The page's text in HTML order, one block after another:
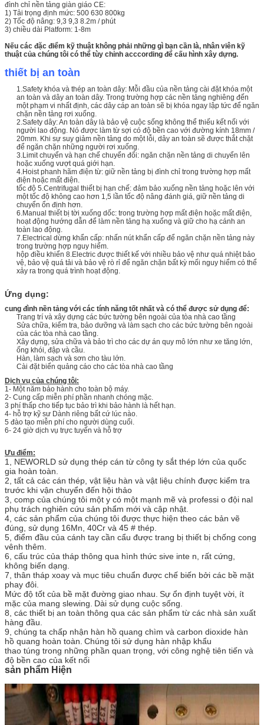
đình chỉ nền tảng giàn giáo CE:
1) Tải trọng định mức: 500 630 800kg
2) Tốc độ nâng: 9,3 9,3 8.2m / phút
3) chiều dài Platform: 1-8m
Nếu các đặc điểm kỹ thuật không phải những gì bạn cần là, nhân viên kỹ
thuật của chúng tôi có thể tùy chỉnh acccording để cấu hình xây dựng.
thiết bị an toàn
1.Safety khóa và thép an toàn dây: Mỗi đầu của nền tảng cài đặt khóa một
an toàn và dây an toàn dây. Trong trường hợp các nền tảng nghiêng đến
một phạm vi nhất định, các dây cáp an toàn sẽ bị khóa ngay lập tức để ngăn
chặn nền tảng rơi xuống.
2.Safety dây: An toàn dây là bảo vệ cuộc sống không thể thiếu kết nối với
người lao động. Nó được làm từ sợi có độ bền cao với đường kính 18mm /
20mm. Khi sự suy giảm nền tảng do một lỗi, dây an toàn sẽ được thắt chặt
để ngăn chặn những người rơi xuống.
3.Limit chuyển và hạn chế chuyển đổi: ngăn chặn nền tảng di chuyển lên
hoặc xuống vượt quá giới hạn.
4.Hoist phanh hãm điện từ: giữ nền tảng bị đình chỉ trong trường hợp mất
điện hoặc mất điện.
tốc độ 5.Centrifugal thiết bị hạn chế: đảm bảo xuống nền tảng hoặc lên với
một tốc độ không cao hơn 1,5 lần tốc độ nâng đánh giá, giữ nền tảng di
chuyển ổn định hơn.
6.Manual thiết bị tời xuống dốc: trong trường hợp mất điện hoặc mất điện,
hoạt động hướng dẫn để làm nền tảng hạ xuống và giữ cho hạ cánh an
toàn lao động.
7.Electrical dừng khẩn cấp: nhấn nút khẩn cấp để ngăn chặn nền tảng này
trong trường hợp nguy hiểm.
hộp điều khiển 8.Electric được thiết kế với nhiều bảo vệ như quá nhiệt bảo
vệ, bảo vệ quá tải và bảo vệ rò rỉ để ngăn chặn bất kỳ mối nguy hiểm có thể
xảy ra trong quá trình hoạt động.
Ứng dụng:
cung đình nền tảng với các tính năng tốt nhất và có thể được sử dụng để:
Trang trí và xây dựng các bức tường bên ngoài của tòa nhà cao tầng
Sửa chữa, kiểm tra, bảo dưỡng và làm sạch cho các bức tường bên ngoài
của các tòa nhà cao tầng.
Xây dựng, sửa chữa và bảo trì cho các dự án quy mô lớn như xe tăng lớn,
ống khói, đập và cầu.
Hàn, làm sạch và sơn cho tàu lớn.
Cài đặt biển quảng cáo cho các tòa nhà cao tầng
Dịch vụ của chúng tôi:
1- Một năm bảo hành cho toàn bộ máy.
2- Cung cấp miễn phí phần nhanh chóng mặc.
3 phí thấp cho tiếp tục bảo trì khi bảo hành là hết hạn.
4- hỗ trợ kỹ sư Dành riêng bất cứ lúc nào.
5 đào tạo miễn phí cho người dùng cuối.
6- 24 giờ dịch vụ trực tuyến và hỗ trợ
Ưu điểm:
1, NEWORLD sử dụng thép cán từ công ty sắt thép lớn của quốc
gia hoàn toàn.
2, tất cả các cán thép, vật liệu hàn và vật liệu chính được kiểm tra
trước khi vận chuyển đến hội thảo
3, comp của chúng tôi một y có một mạnh mẽ và professi o đội nal
phụ trách nghiên cứu sản phẩm mới và cập nhật.
4, các sản phẩm của chúng tôi được thực hiện theo các bản vẽ
đúng, sử dụng 16Mn, 40Cr và 45 # thép.
5, điểm đầu của cánh tay cần cẩu được trang bị thiết bị chống cong
vênh thêm.
6, cấu trúc của tháp thông qua hình thức sive inte n, rất cứng,
không biến dạng.
7, thân tháp xoay và mục tiêu chuẩn được chế biến bởi các bề mặt
phay đôi.
Mức độ tốt của bề mặt đường giao nhau. Sự ổn định tuyệt vời, ít
mặc của mang slewing. Dài sử dụng cuộc sống.
8, các thiết bị an toàn thông qua các sản phẩm từ các nhà sản xuất
hàng đầu.
9, chúng ta chấp nhận hàn hồ quang chìm và carbon dioxide hàn
hồ quang hoàn toàn. Chúng tôi sử dụng hàn nhập khẩu
thao túng trong những phần quan trọng, với công nghệ tiên tiến và
độ bền cao của kết nối
sản phẩm Hiện